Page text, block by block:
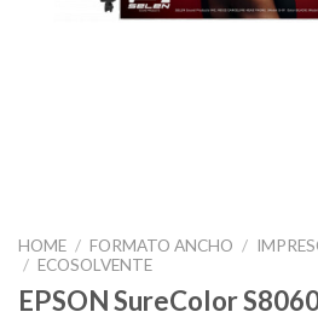
HOME / FORMATO ANCHO /
/ ECOSOLVENTE
EPSON SureColor